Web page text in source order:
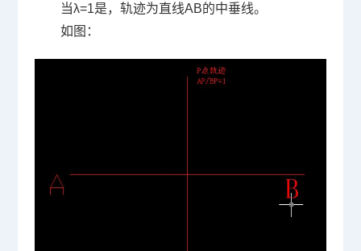
当λ=1是，轨迹为直线AB的中垂线。
如图：